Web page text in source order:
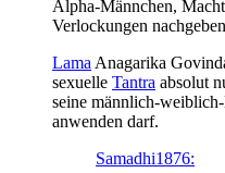
Alpha-Männchen,
Verlockungen
Lama Anagarika
sexuelle Tantra absolut
seine männlich-
anwenden darf.
Samadhi1876: